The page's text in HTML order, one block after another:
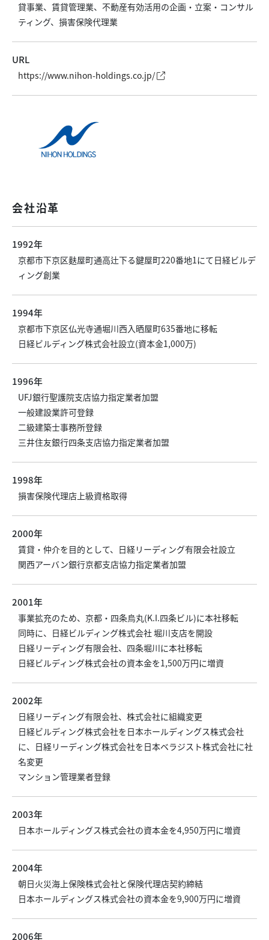
貸事業、賃貸管理業、不動産有効活用の企画・立案・コンサル
ティング、損害保険代理業
URL
https://www.nihon-holdings.co.jp/
会社沿革
1992年
京都市下京区麩屋町通高辻下る鍵屋町220番地1にて日経ビルデ
ィング創業
1994年
京都市下京区仏光寺通堀川西入晒屋町635番地に移転
日経ビルディング株式会社設立(資本金1,000万)
1996年
UFJ銀行聖護院支店協力指定業者加盟
一般建設業許可登録
二級建築士事務所登録
三井住友銀行四条支店協力指定業者加盟
1998年
損害保険代理店上級資格取得
2000年
賃貸・仲介を目的として、日経リーディング有限会社設立
関西アーバン銀行京都支店協力指定業者加盟
2001年
事業拡充のため、京都・四条烏丸(K.I.四条ビル)に本社移転
同時に、日経ビルディング株式会社 堀川支店を開設
日経リーディング有限会社、四条堀川に本社移転
日経ビルディング株式会社の資本金を1,500万円に増資
2002年
日経リーディング有限会社、株式会社に組織変更
日経ビルディング株式会社を日本ホールディングス株式会社
に、日経リーディング株式会社を日本ベラジスト株式会社に社
名変更
マンション管理業者登録
2003年
日本ホールディングス株式会社の資本金を4,950万円に増資
2004年
朝日火災海上保険株式会社と保険代理店契約締結
日本ホールディングス株式会社の資本金を9,900万円に増資
2006年